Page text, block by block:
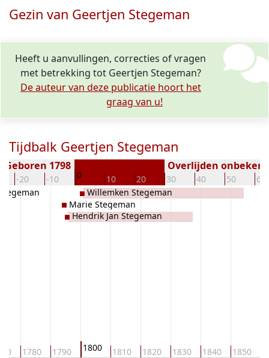
Gezin van Geertjen Stegeman
Heeft u aanvullingen, correcties of vragen
met betrekking tot Geertjen Stegeman?
De auteur van deze publicatie hoort het
graag van u!
Tijdbalk Geertjen Stegeman
-20 -10 0 10 20 30 40 50 60
Geboren 1798 Overlijden
1780 1790 1800 1810 1820 1830 1840 1850
Marie Stegeman
Hendrik Jan Stegeman
Willemken Stegeman